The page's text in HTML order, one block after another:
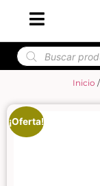
Inicio /
¡Oferta!